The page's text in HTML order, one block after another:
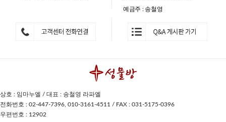
예금주 : 송철영
상호 : 임마누엘 / 대표 : 송철영 라파엘
전화번호 : 02-447-7396, 010-3161-4511 / FAX : 031-5175-0396
우편번호 : 12902